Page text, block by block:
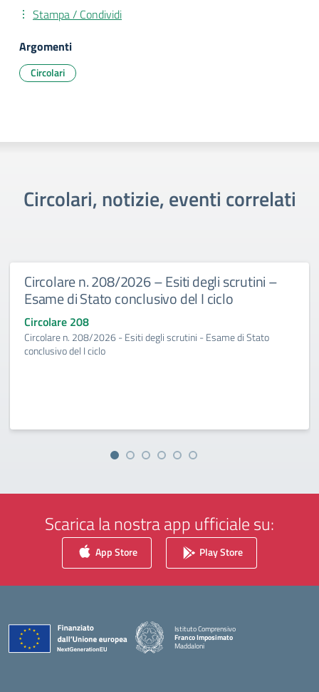
Stampa / Condividi
Argomenti
Circolari
Circolari, notizie, eventi correlati
Circolare n. 208/2026 – Esiti degli scrutini –
Esame di Stato conclusivo del I ciclo
Circolare 208
Circolare n. 208/2026 - Esiti degli scrutini - Esame di Stato
conclusivo del I ciclo
Scarica la nostra app ufficiale su:
App Store Play Store
Istituto Comprensivo
Franco Imposimato
Maddaloni